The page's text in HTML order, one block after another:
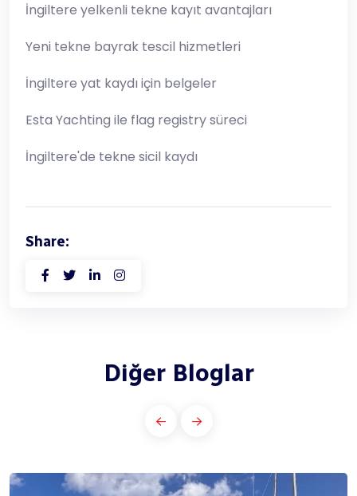
İngiltere yelkenli tekne kayıt avantajları
Yeni tekne bayrak tescil hizmetleri
İngiltere yat kaydı için belgeler
Esta Yachting ile flag registry süreci
İngiltere'de tekne sicil kaydı
Share:
Diğer Bloglar